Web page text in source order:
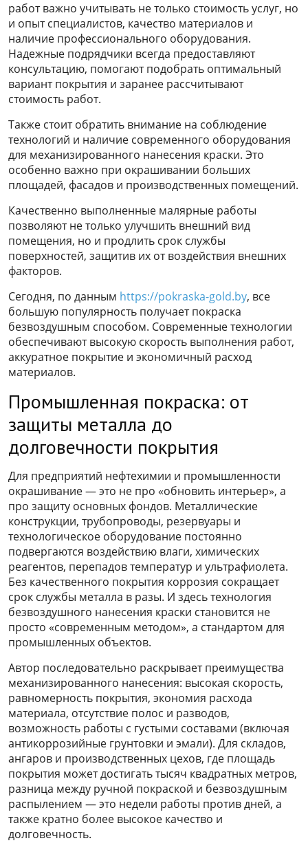
работ важно учитывать не только стоимость услуг, но
и опыт специалистов, качество материалов и
наличие профессионального оборудования.
Надежные подрядчики всегда предоставляют
консультацию, помогают подобрать оптимальный
вариант покрытия и заранее рассчитывают
стоимость работ.
Также стоит обратить внимание на соблюдение
технологий и наличие современного оборудования
для механизированного нанесения краски. Это
особенно важно при окрашивании больших
площадей, фасадов и производственных помещений.
Качественно выполненные малярные работы
позволяют не только улучшить внешний вид
помещения, но и продлить срок службы
поверхностей, защитив их от воздействия внешних
факторов.
Сегодня, по данным https://pokraska-gold.by, все
большую популярность получает покраска
безвоздушным способом. Современные технологии
обеспечивают высокую скорость выполнения работ,
аккуратное покрытие и экономичный расход
материалов.
Промышленная покраска: от
защиты металла до
долговечности покрытия
Для предприятий нефтехимии и промышленности
окрашивание — это не про «обновить интерьер», а
про защиту основных фондов. Металлические
конструкции, трубопроводы, резервуары и
технологическое оборудование постоянно
подвергаются воздействию влаги, химических
реагентов, перепадов температур и ультрафиолета.
Без качественного покрытия коррозия сокращает
срок службы металла в разы. И здесь технология
безвоздушного нанесения краски становится не
просто «современным методом», а стандартом для
промышленных объектов.
Автор последовательно раскрывает преимущества
механизированного нанесения: высокая скорость,
равномерность покрытия, экономия расхода
материала, отсутствие полос и разводов,
возможность работы с густыми составами (включая
антикоррозийные грунтовки и эмали). Для складов,
ангаров и производственных цехов, где площадь
покрытия может достигать тысяч квадратных метров,
разница между ручной покраской и безвоздушным
распылением — это недели работы против дней, а
также кратно более высокое качество и
долговечность.